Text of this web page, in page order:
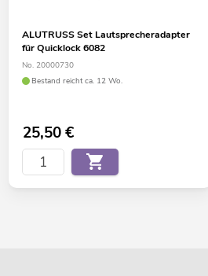
ALUTRUSS Set Lautsprecheradapter
für Quicklock 6082
No. 20000730
Bestand reicht ca. 12 Wo.
25,50€